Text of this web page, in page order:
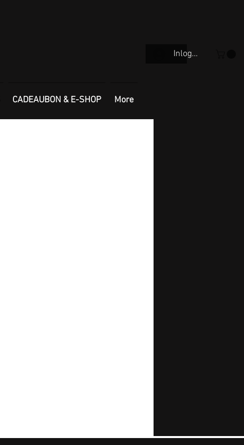
Inloggen
CADEAUBON & E-SHOP More